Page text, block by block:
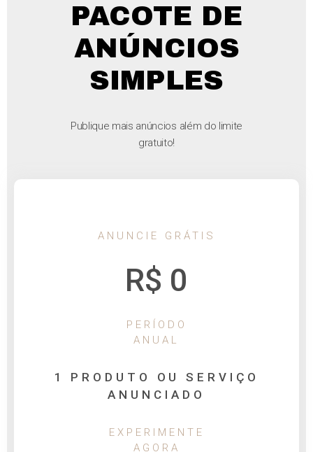
PACOTE DE
ANÚNCIOS
SIMPLES
Publique mais anúncios além do limite
gratuito!
ANUNCIE GRÁTIS
R$ 0
PERÍODO
ANUAL
1 PRODUTO OU SERVIÇO
ANUNCIADO
EXPERIMENTE
AGORA